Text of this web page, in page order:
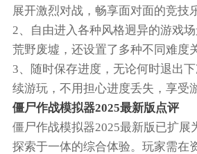
展开激烈对战，畅享面对面的竞技
2、自由进入各种风格迥异的游戏
荒野废墟，还设置了多种不同难度
3、随时保存进度，无论何时退出
续游玩，不用担心进度丢失，享受
僵尸作战模拟器2025最新版点评
僵尸作战模拟器2025最新版已扩展
探索于一体的综合体验。玩家需在